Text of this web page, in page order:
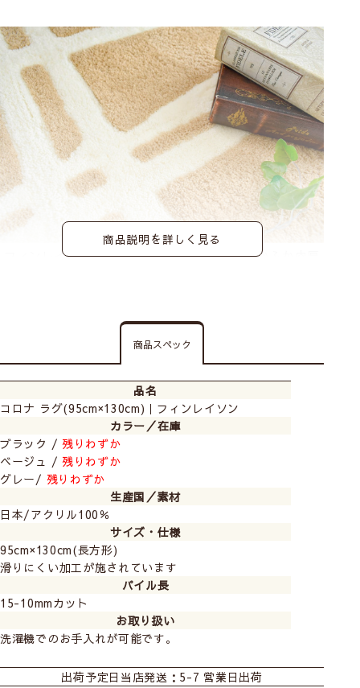
フィンレイソンの定番柄、コロナのラグ。ふかふか肉厚
滑りにくい加工が施されているので設置も簡単にできま
商品説明を詳しく見る
商品スペック
品名
コロナ ラグ(95cm×130cm)｜フィンレイソン
カラー／在庫
ブラック / 残りわずか
ベージュ / 残りわずか
グレー/ 残りわずか
生産国／素材
日本/アクリル100％
サイズ・仕様
95cm×130cm(長方形)
滑りにくい加工が施されています
パイル長
15-10mmカット
お取り扱い
洗濯機でのお手入れが可能です。
出荷予定日 当店発送：5-7 営業日出荷